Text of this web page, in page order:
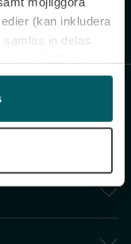
(kan inkludera
samlas in delas
cookies medan du
av
när som helst.
. Avprenumerera